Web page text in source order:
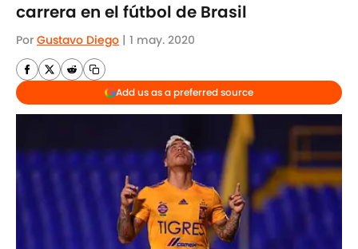
carrera en el fútbol de Brasil
Por Gustavo Diego | 1 may. 2020
Add us as a preferred source